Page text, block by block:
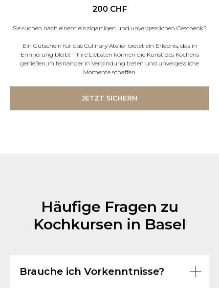
200 CHF
Sie suchen nach einem einzigartigen und unvergesslichen Geschenk?
Ein Gutschein für das Culinary Atelier bietet ein Erlebnis, das in
Erinnerung bleibt – Ihre Liebsten können die Kunst des Kochens
genießen, miteinander in Verbindung treten und unvergessliche
Momente schaffen.
JETZT SICHERN
Häufige Fragen zu
Kochkursen in Basel
Brauche ich Vorkenntnisse?